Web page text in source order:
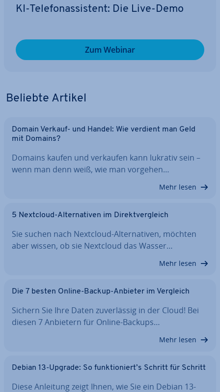
KI-Te­le­fon­as­sis­tent: Die Live-Demo
Zum Webinar
Beliebte Artikel
Domain Verkauf- und Handel: Wie verdient man Geld
mit Domains?
Domains kaufen und verkaufen kann lukrativ sein –
wenn man denn weiß, wie man vorgehen…
Mehr lesen
5 Nextcloud-Al­ter­na­ti­ven im Di­rekt­ver­gleich
Sie suchen nach Nextcloud-Al­ter­na­ti­ven, möchten
aber wissen, ob sie Nextcloud das Wasser…
Mehr lesen
Die 7 besten Online-Backup-Anbieter im Vergleich
Sichern Sie Ihre Daten zu­ver­läs­sig in der Cloud! Bei
diesen 7 Anbietern für Online-Backups…
Mehr lesen
Debian 13-Upgrade: So funk­tio­niert’s Schritt für Schritt
Diese Anleitung zeigt Ihnen, wie Sie ein Debian 13-